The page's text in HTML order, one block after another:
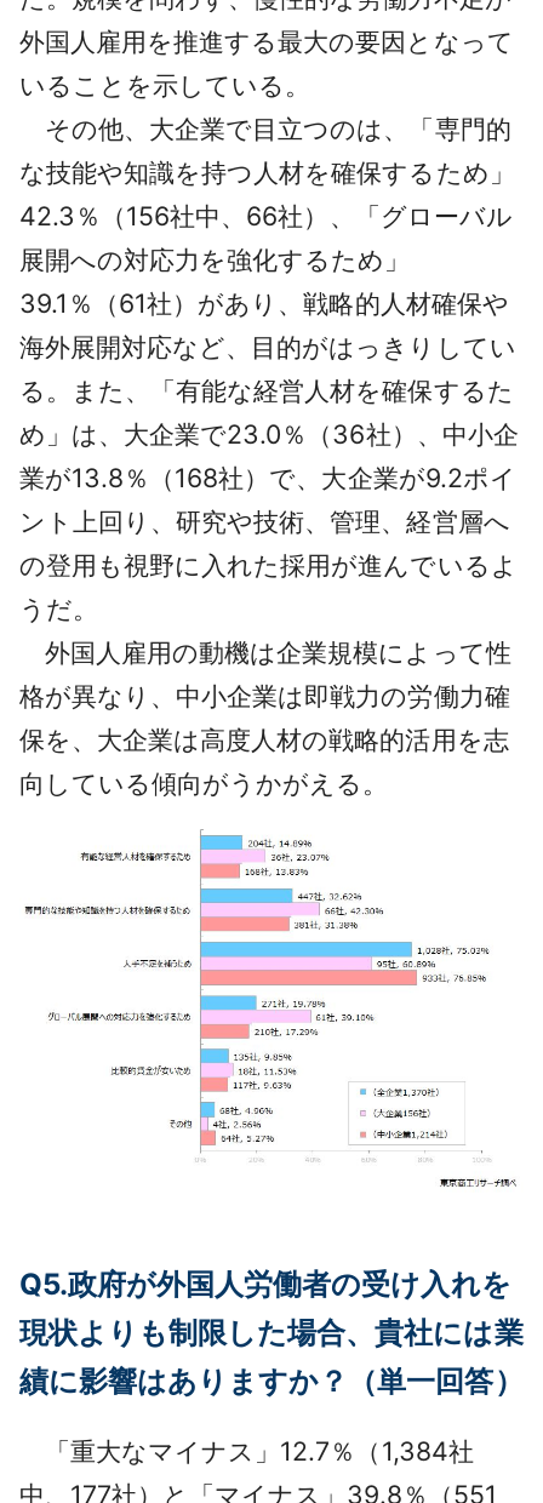
外国人雇用を推進する最大の要因となって
いることを示している。
その他、大企業で目立つのは、「専門的
な技能や知識を持つ人材を確保するため」
42.3％（156社中、66社）、「グローバル
展開への対応力を強化するため」
39.1％（61社）があり、戦略的人材確保や
海外展開対応など、目的がはっきりしてい
る。また、「有能な経営人材を確保するた
め」は、大企業で23.0％（36社）、中小企
業が13.8％（168社）で、大企業が9.2ポイ
ント上回り、研究や技術、管理、経営層へ
の登用も視野に入れた採用が進んでいるよ
うだ。
外国人雇用の動機は企業規模によって性
格が異なり、中小企業は即戦力の労働力確
保を、大企業は高度人材の戦略的活用を志
向している傾向がうかがえる。
Q5.政府が外国人労働者の受け入れを
現状よりも制限した場合、貴社には業
績に影響はありますか？（単一回答）
「重大なマイナス」12.7％（1,384社
中、177社）と「マイナス」39.8％（551